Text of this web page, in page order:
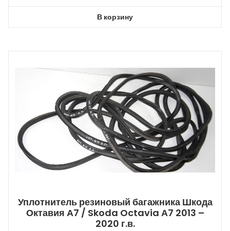
В корзину
Уплотнитель резиновый багажника Шкода
Октавия А7 / Skoda Octavia А7 2013 –
2020 г.в.